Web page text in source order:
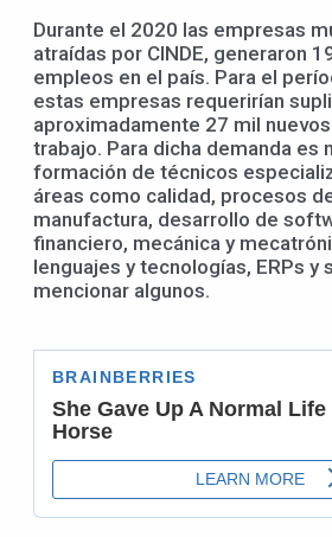
Durante el 2020 las empresas
atraídas por CINDE, generaron
empleos en el país. Para el
estas empresas requerirían
aproximadamente 27 mil
trabajo. Para dicha demanda es
formación de técnicos
áreas como calidad, procesos
manufactura, desarrollo de
financiero, mecánica y
lenguajes y tecnologías, ERPs y
mencionar algunos.